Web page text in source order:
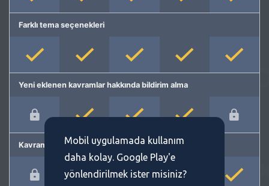
Farklı tema seçenekleri
Yeni eklenen kavramlar hakkında bildirim alma
Kavram önermeMobil uygulamada kullanım
daha kolay. Google Play'e
yönlendirilmek ister misiniz?